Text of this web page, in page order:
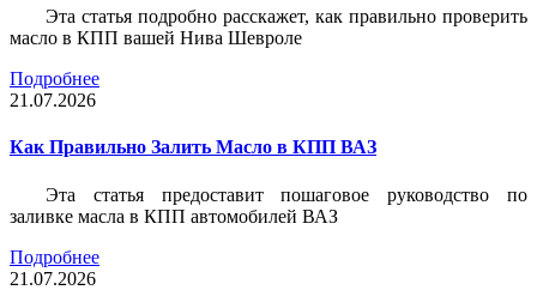
Эта статья подробно расскажет, как правильно проверить
масло в КПП вашей Нива Шевроле
Подробнее
21.07.2026
Как Правильно Залить Масло в КПП ВАЗ
Эта статья предоставит пошаговое руководство по
заливке масла в КПП автомобилей ВАЗ
Подробнее
21.07.2026